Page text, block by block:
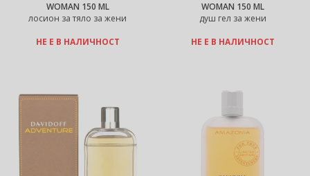
WOMAN 150 ML
лосион за тяло за жени
НЕ Е В НАЛИЧНОСТ
WOMAN 150 ML
душ гел за жени
НЕ Е В НАЛИЧНОСТ